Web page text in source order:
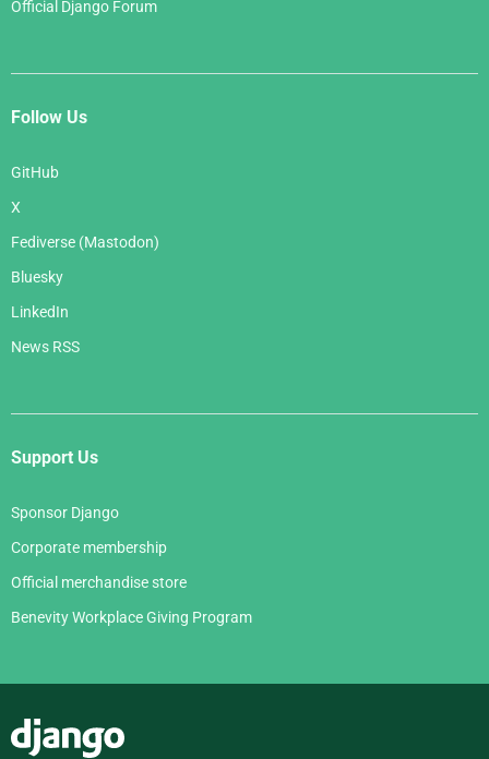
Official Django Forum
Follow Us
GitHub
X
Fediverse (Mastodon)
Bluesky
LinkedIn
News RSS
Support Us
Sponsor Django
Corporate membership
Official merchandise store
Benevity Workplace Giving Program